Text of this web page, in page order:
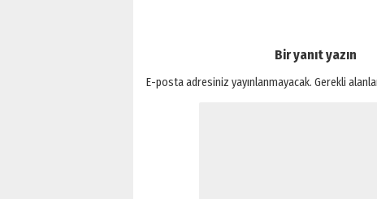
Bir yanıt yazın
E-posta adresiniz yayınlanmayacak. Gerekli